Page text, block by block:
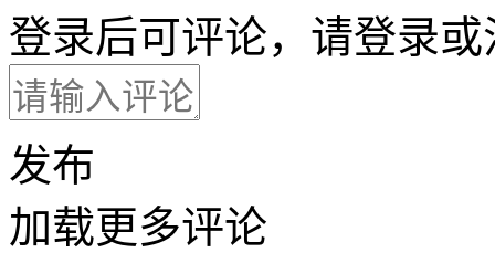
登录后可评论，请登录或
发布
加载更多评论